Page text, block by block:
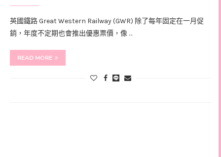
英國鐵路 Great Western Railway (GWR) 除了每年固定在一月促
銷，年度不定期也會推出優惠票價，像 …
READ MORE